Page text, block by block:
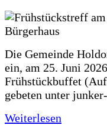
Die Gemeinde
ein, am 25. Juni
Frühstückbuffet
gebeten unter
Weiterlesen